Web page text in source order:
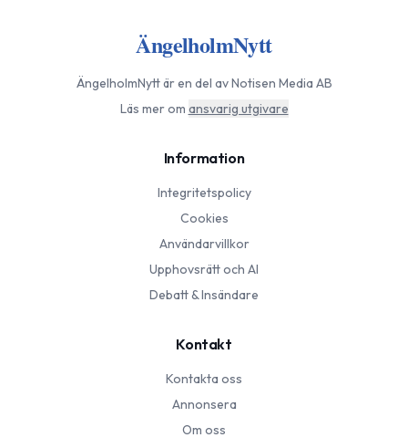
ÄngelholmNytt
ÄngelholmNyttär en del av Notisen Media AB
Läs mer om ansvarig utgivare
Information
Integritetspolicy
Cookies
Användarvillkor
Upphovsrätt och AI
Debatt & Insändare
Kontakt
Kontakta oss
Annonsera
Om oss